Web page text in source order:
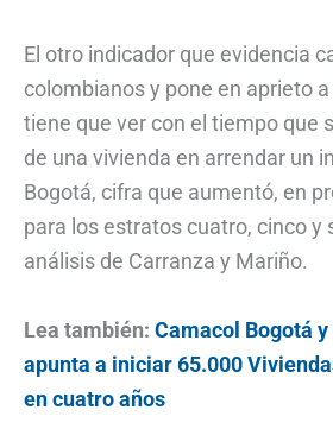
El otro indicador que evidencia
colombianos y pone en aprieto
tiene que ver con el tiempo que
de una vivienda en arrendar un
Bogotá, cifra que aumentó, en
para los estratos cuatro, cinco y
análisis de Carranza y Mariño.
Lea también: Camacol Bogotá
apunta a iniciar 65.000
en cuatro años